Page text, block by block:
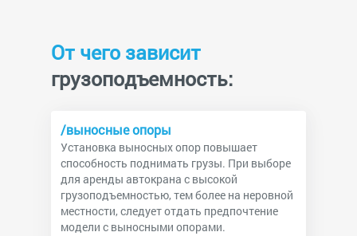
От чего зависит
грузоподъемность:
/выносные опоры
Установка выносных опор повышает
способность поднимать грузы. При выборе
для аренды автокрана с высокой
грузоподъемностью, тем более на неровной
местности, следует отдать предпочтение
модели с выносными опорами.